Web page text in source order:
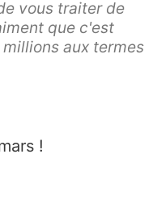
vous traiter de
que c'est
aux termes
!